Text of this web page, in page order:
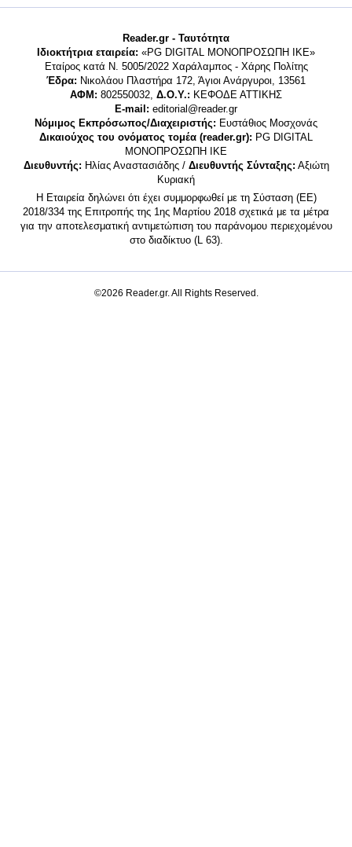
Reader.gr - Ταυτότητα
Ιδιοκτήτρια εταιρεία: «PG DIGITAL MONΟΠΡΟΣΩΠΗ ΙΚΕ»
Εταίρος κατά Ν. 5005/2022 Χαράλαμπος - Χάρης Πολίτης
Έδρα: Νικολάου Πλαστήρα 172, Άγιοι Ανάργυροι, 13561
ΑΦΜ: 802550032, Δ.Ο.Υ.: ΚΕΦΟΔΕ ΑΤΤΙΚΗΣ
E-mail: editorial@reader.gr
Νόμιμος Εκπρόσωπος/Διαχειριστής: Ευστάθιος Μοσχονάς
Δικαιούχος του ονόματος τομέα (reader.gr): PG DIGITAL
MONΟΠΡΟΣΩΠΗ ΙΚΕ
Διευθυντής: Ηλίας Αναστασιάδης / Διευθυντής Σύνταξης: Αξιώτη
Κυριακή
Η Εταιρεία δηλώνει ότι έχει συμμορφωθεί με τη Σύσταση (ΕΕ)
2018/334 της Επιτροπής της 1ης Μαρτίου 2018 σχετικά με τα μέτρα
για την αποτελεσματική αντιμετώπιση του παράνομου περιεχομένου
στο διαδίκτυο (L 63).
©2026 Reader.gr. All Rights Reserved.